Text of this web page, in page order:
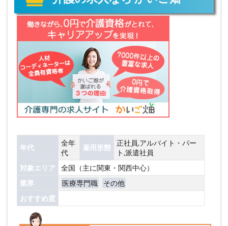
年代
全年
代
雇用形態
正社員,アルバイト・パー
ト,派遣社員
対象エリア
全国（主に関東・関西中心）
業界
医療専門職
その他
おすすめ度